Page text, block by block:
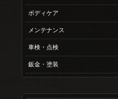
ボディケア
メンテナンス
車検・点検
鈑金・塗装